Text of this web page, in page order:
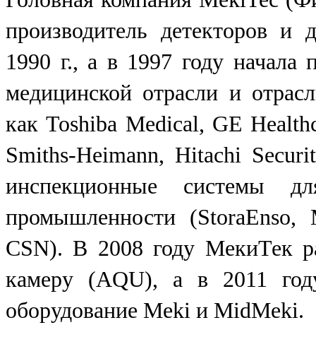
производитель детекторов и
1990 г., а в 1997 году начала
медицинской отрасли и
как Toshiba Medical, GE
Smiths-Heimann, Hitachi
инспекционные системы
промышленности
CSN). В 2008 году МекиТек
камеру (AQU), а в 2011
оборудование Meki и MidMeki.